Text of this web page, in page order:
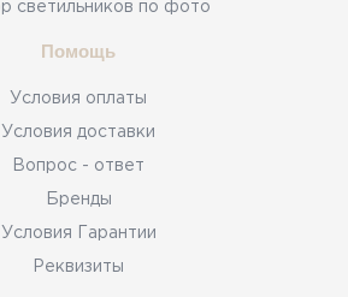
светильников по фото
Помощь
Условия оплаты
Условия доставки
Вопрос - ответ
Бренды
Условия Гарантии
Реквизиты